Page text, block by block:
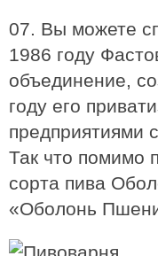
07. Вы можете
1986 году
объединение,
году его
предприятиями
Так что помимо
сорта пива
«Оболонь